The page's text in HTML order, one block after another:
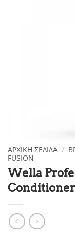
ΑΡΧΙΚΉ ΣΕΛΊΔΑ /
FUSION
Wella